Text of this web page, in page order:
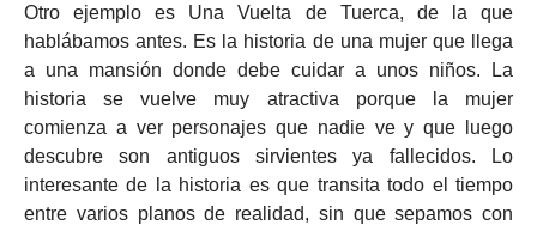
Otro ejemplo es Una Vuelta de Tuerca, de la que
hablábamos antes. Es la historia de una mujer que llega
a una mansión donde debe cuidar a unos niños. La
historia se vuelve muy atractiva porque la mujer
comienza a ver personajes que nadie ve y que luego
descubre son antiguos sirvientes ya fallecidos. Lo
interesante de la historia es que transita todo el tiempo
entre varios planos de realidad, sin que sepamos con